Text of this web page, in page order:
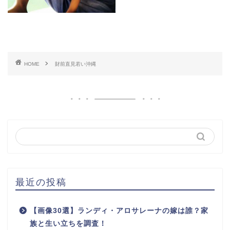
HOME 財前直見若い沖縄
最近の投稿
【画像30選】ランディ・アロサレーナの嫁は誰？家
族と生い立ちを調査！